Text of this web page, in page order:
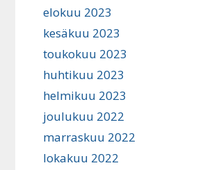
elokuu 2023
kesäkuu 2023
toukokuu 2023
huhtikuu 2023
helmikuu 2023
joulukuu 2022
marraskuu 2022
lokakuu 2022